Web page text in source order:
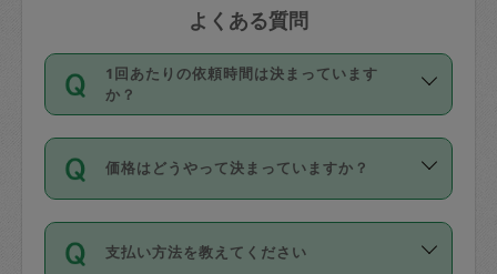
よくある質問
1回あたりの依頼時間は決まっています
か？
依頼1回につき3時間固定です。3時間を
超えて依頼したい場合は、延長機能をご
利用ください。機能をご利用いただくに
の上事前申請することが必要です。な
価格はどうやって決まっていますか？
11種類の価格帯の中からタスカジさん自
身が価格を選んで設定しています。
支払い方法を教えてください